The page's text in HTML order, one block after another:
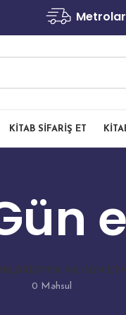
KITAB SIFARIŞ ET
OPTIK VƏ GÜN
0 Məhsul